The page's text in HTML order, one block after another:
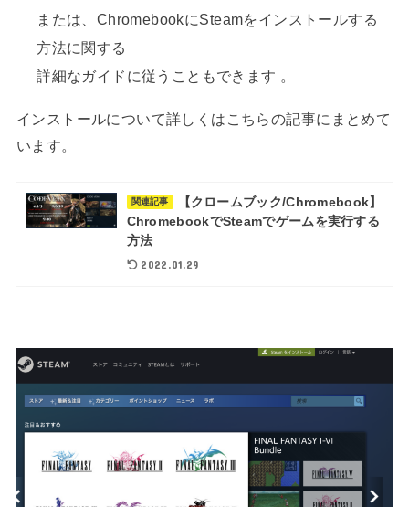
または、ChromebookにSteamをインストールする
方法に関する
詳細なガイドに従うこともできます 。
インストールについて詳しくはこちらの記事にまとめて
います。
関連記事
【クロームブック/Chromebook】
ChromebookでSteamでゲームを実行する
方法
2022.01.29